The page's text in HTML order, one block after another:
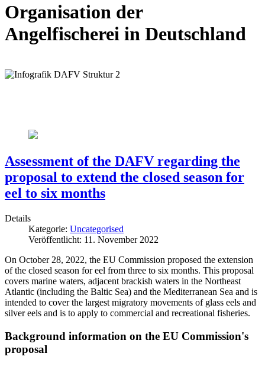
Organisation der
Angelfischerei in Deutschland
Assessment of the DAFV regarding the
proposal to extend the closed season for
eel to six months
Details
Kategorie: Uncategorised
Veröffentlicht: 11. November 2022
On October 28, 2022, the EU Commission proposed the extension
of the closed season for eel from three to six months. This proposal
covers marine waters, adjacent brackish waters in the Northeast
Atlantic (including the Baltic Sea) and the Mediterranean Sea and is
intended to cover the largest migratory movements of glass eels and
silver eels and is to apply to commercial and recreational fisheries.
Background information on the EU Commission's
proposal